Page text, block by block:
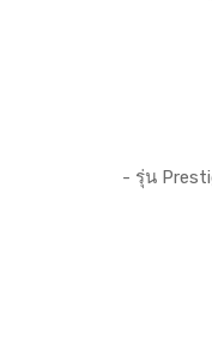
- รุ่น